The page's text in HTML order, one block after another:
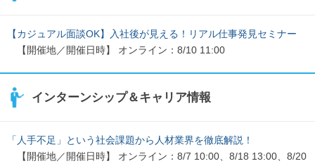
【カジュアル面談OK】入社後が見える！リアル仕事発見セミナー
【開催地／開催日時】 オンライン：8/10 11:00
インターンシップ＆キャリア情報
「人手不足」という社会課題から人材業界を徹底解説！
【開催地／開催日時】 オンライン：8/7 10:00、8/18 13:00、8/20